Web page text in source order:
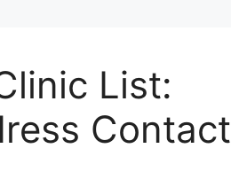
List:
Contact